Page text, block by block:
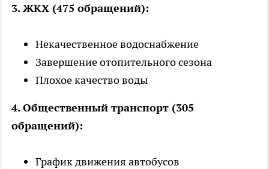
3. ЖКХ (475 обращений):
Некачественное водоснабжение
Завершение отопительного сезона
Плохое качество воды
4. Общественный транспорт (305
обращений):
График движения автобусов